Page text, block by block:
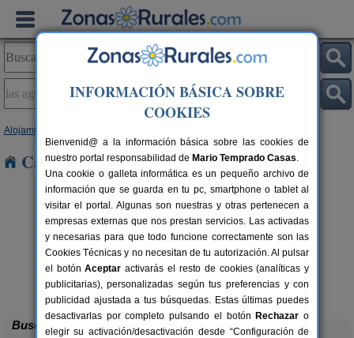
Alojamientos
Casas Rurales en Las Aguas
2-7 pers.
desde30 €
Los Abuelos
Tijarafe (La Palma)
Buscar
INFORMACIÓN BÁSICA SOBRE
COOKIES
Bienvenid@ a la información básica sobre las cookies de
nuestro portal responsabilidad de Mario Temprado Casas.
Una cookie o galleta informática es un pequeño archivo de
información que se guarda en tu pc, smartphone o tablet al
visitar el portal. Algunas son nuestras y otras pertenecen a
empresas externas que nos prestan servicios. Las activadas
y necesarias para que todo funcione correctamente son las
Cookies Técnicas y no necesitan de tu autorización. Al pulsar
el botónAceptar activarás el resto de cookies (analíticas y
publicitarias), personalizadas según tus preferencias y con
publicidad ajustada a tus búsquedas. Estas últimas puedes
desactivarlas por completo pulsando el botón Rechazar o
elegir su activación/desactivación desde “Configuración de